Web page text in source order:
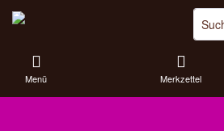
Menü Merkzettel